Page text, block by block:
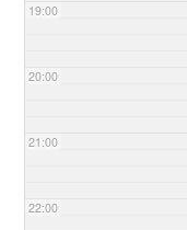
19:00
20:00
21:00
22:00